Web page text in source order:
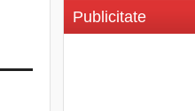
Publicitate